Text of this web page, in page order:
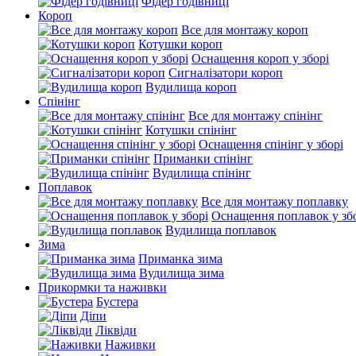
Короп
Все для монтажу короп
Котушки короп
Оснащення короп у зборі
Сигналізатори короп
Вудилища короп
Спінінг
Все для монтажу спінінг
Котушки спінінг
Оснащення спінінг у зборі
Приманки спінінг
Вудилища спінінг
Поплавок
Все для монтажу поплавку
Оснащення поплавок у
Вудилища поплавок
Зима
Приманка зима
Вудилища зима
Прикормки та наживки
Бустера
Діпи
Ліквіди
Наживки